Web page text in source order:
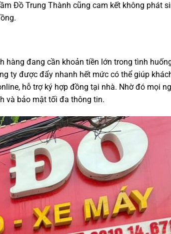
Đồ Trung Thành cũng cam kết không phát
hàng đang cần khoản tiền lớn trong tình
ty được đẩy nhanh hết mức có thể giúp
hỗ trợ ký hợp đồng tại nhà. Nhờ đó mọi
và bảo mật tối đa thông tin.